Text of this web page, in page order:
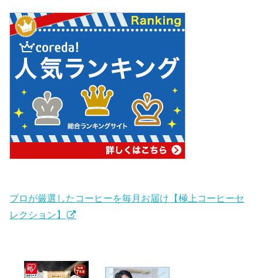
プロが厳選したコーヒーを毎月お届け【極上コーヒーセ
レクション】